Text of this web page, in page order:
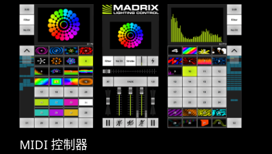
MIDI 控制器